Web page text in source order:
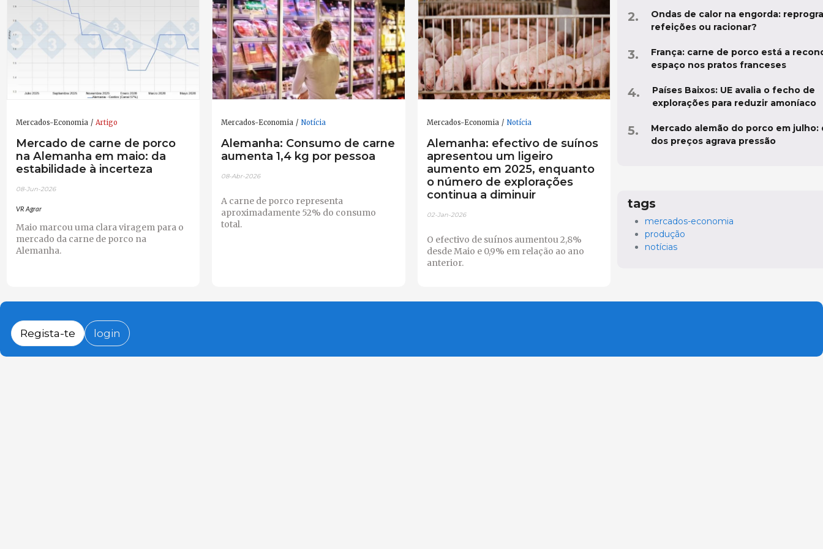
Mercados-Economia Artigo
Mercado de carne de porco
na Alemanha em maio: da
estabilidade à incerteza
08-Jun-2026
VR Agrar
Maio marcou uma clara viragem para o
mercado da carne de porco na
Alemanha.
Mercados-Economia Notícia
Alemanha: Consumo de carne
aumenta 1,4 kg por pessoa
08-Abr-2026
A carne de porco representa
aproximadamente 52% do consumo
total.
Mercados-Economia Notícia
Alemanha: efectivo de suínos
apresentou um ligeiro
aumento em 2025, enquanto
o número de explorações
continua a diminuir
02-Jan-2026
O efectivo de suínos aumentou 2,8%
desde Maio e 0,9% em relação ao ano
anterior.
Ondas de calor na engorda:
refeições ou racionar?
França: carne de porco está a
espaço nos pratos franceses
Países Baixos: UE avalia o fecho de
explorações para reduzir amoníaco
Mercado alemão do porco em julho:
dos preços agrava pressão
tags
mercados-economia
produção
notícias
Regista-te login